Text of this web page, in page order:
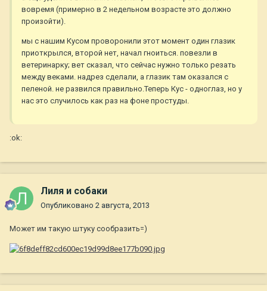
вовремя (примерно в 2 недельном возрасте это должно
произойти).
мы с нашим Кусом проворонили этот момент один глазик
приоткрылся, второй нет, начал гноиться. повезли в
ветеринарку; вет сказал, что сейчас нужно только резать
между веками. надрез сделали, а глазик там оказался с
пеленой. не развился правильно.Теперь Кус - одноглаз, но у
нас это случилось как раз на фоне простуды.
:ok:
Лиля и собаки
Опубликовано 2 августа, 2013
Может им такую штуку сообразить=)